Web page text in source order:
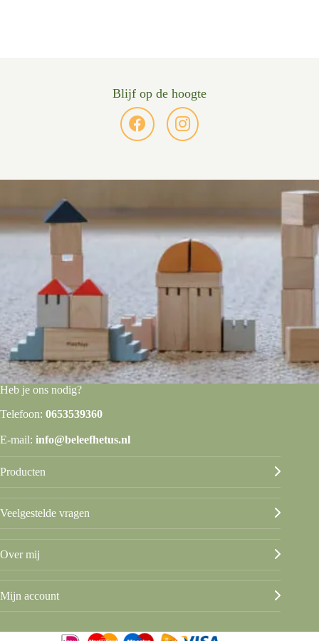
Blijf op de hoogte
Heb je ons nodig?
Telefoon: 0653539360
E-mail: info@beleefhetus.nl
Producten
Veelgestelde vragen
Over mij
Mijn account